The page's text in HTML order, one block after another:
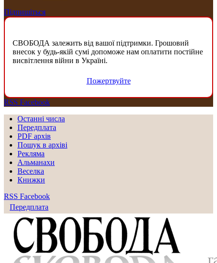
Підпишіться
СВОБОДА залежить від вашої підтримки. Грошовий
внесок у будь-якій сумі допоможе нам оплатити постійне
висвітлення війни в Україні.
Пожертвуйте
RSS Facebook
Останні числа
Передплата
PDF aрхів
Пошук в архіві
Рекляма
Альманахи
Веселка
Книжки
RSS Facebook
Передплата